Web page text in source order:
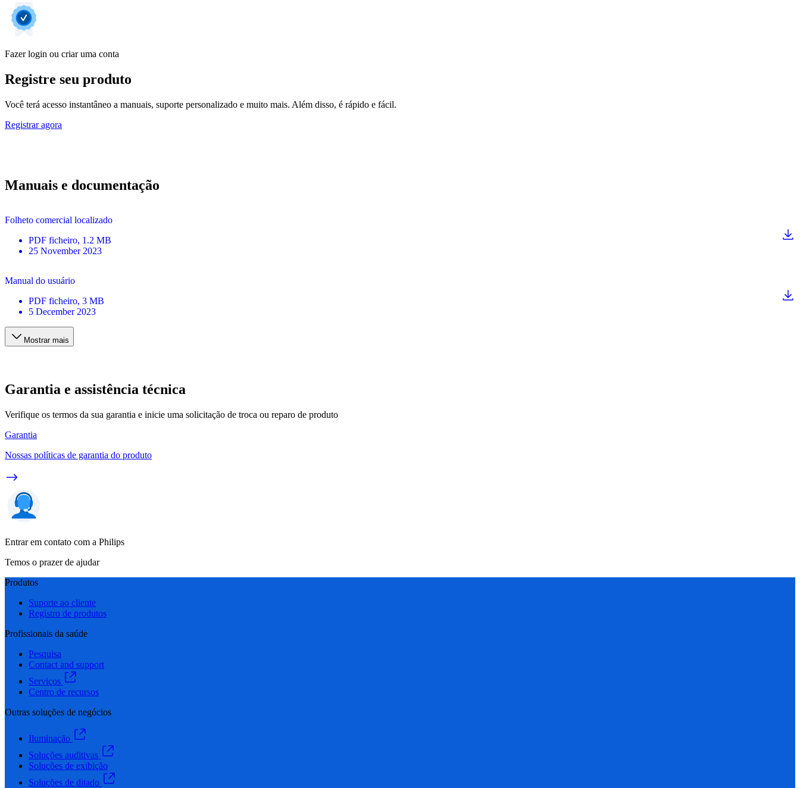
Fazer login ou criar uma conta
Registre seu produto
Você terá acesso instantâneo a manuais, suporte personalizado e muito mais. Além disso, é rápido e fácil.
Registrar agora
Manuais e documentação
Folheto comercial localizado
PDF ficheiro, 1.2 MB
25 November 2023
Manual do usuário
PDF ficheiro, 3 MB
5 December 2023
Mostrar mais
Garantia e assistência técnica
Verifique os termos da sua garantia e inicie uma solicitação de troca ou reparo de produto
Garantia
Nossas políticas de garantia do produto
Entrar em contato com a Philips
Temos o prazer de ajudar
Produtos
Suporte ao cliente
Registro de produtos
Profissionais da saúde
Pesquisa
Contact and support
Serviços
Centro de recursos
Outras soluções de negócios
Iluminação
Soluções auditivas
Soluções de exibição
Soluções de ditado